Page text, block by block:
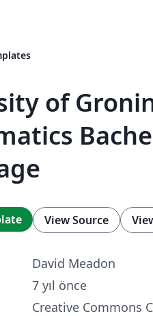
of
View Source
David Meadon
7 yıl önce
Creative Commons